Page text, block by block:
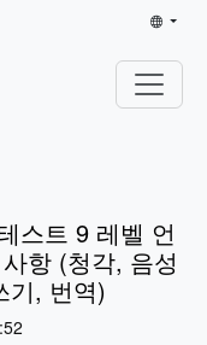
스트 9 레벨 언
항 (청각, 음성
기, 번역)